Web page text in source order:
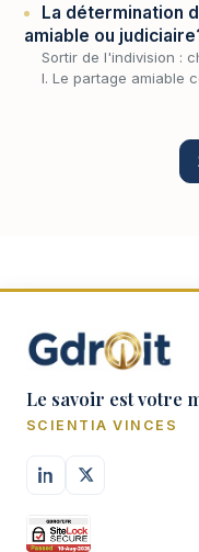
La détermination
amiable ou
Sortir de l'indivision :
I. Le partage amiable
Le savoir est votre
SCIENTIA VINCES